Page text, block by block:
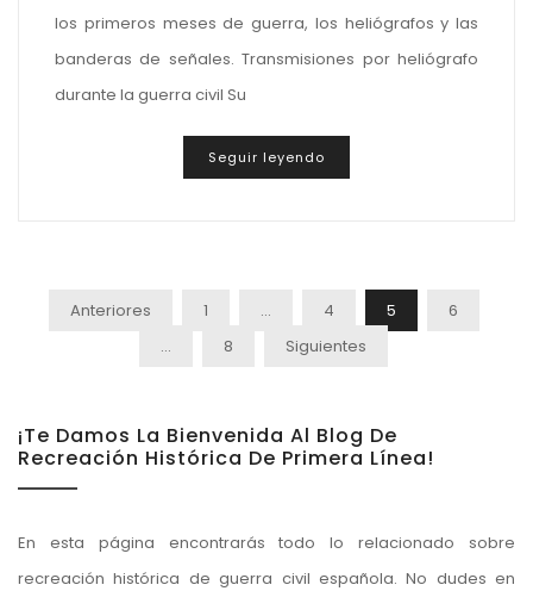
los primeros meses de guerra, los heliógrafos y las
banderas de señales. Transmisiones por heliógrafo
durante la guerra civil Su
Seguir leyendo
Paginación
Anteriores 1 … 4 5
6
…
8 Siguientes
¡Te Damos La Bienvenida Al Blog De
Recreación Histórica De Primera Línea!
En esta página encontrarás todo lo relacionado sobre
recreación histórica de guerra civil española. No dudes en